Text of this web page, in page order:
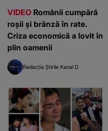
VIDEO Românii cumpără
roșii și brânză în rate.
Criza economică a lovit în
plin oamenii
Redacția Știrile Kanal D